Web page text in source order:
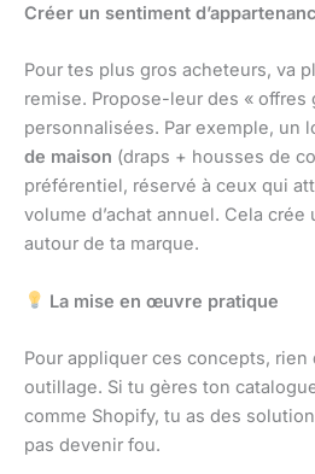
Créer un sentiment
Pour tes plus gros acheteurs, va
remise. Propose-leur des « offres
personnalisées. Par exemple, un
de maison (draps + housses de
préférentiel, réservé à ceux qui
volume d’achat annuel. Cela crée
autour de ta marque.
La mise en œuvre pratique
Pour appliquer ces concepts, rien
outillage. Si tu gères ton
comme Shopify, tu as des
pas devenir fou.